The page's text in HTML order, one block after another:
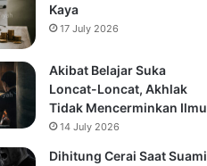
Kaya
17 July 2026
Akibat Belajar Suka
Loncat-Loncat, Akhlak
Tidak Mencerminkan Ilmu
14 July 2026
Dihitung Cerai Saat Suami